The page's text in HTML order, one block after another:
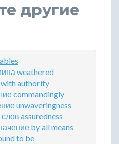
другие
weathered
authority
commandingly
unwaveringness
assuredness
by all means
to be